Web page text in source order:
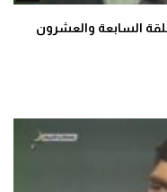
السابعة والعشرون